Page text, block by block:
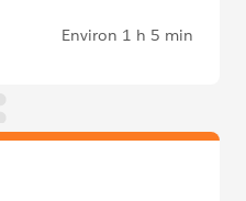
Environ 1 h 5 min